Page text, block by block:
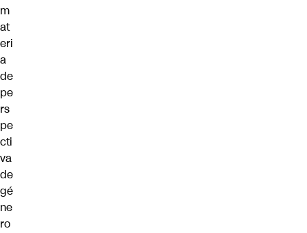
m
at
eri
a
de
pe
rs
pe
cti
va
de
gé
ne
ro